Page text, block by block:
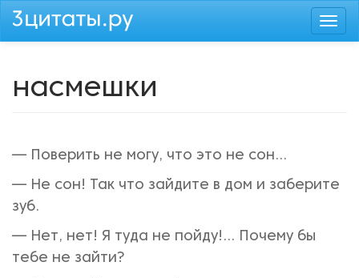
Перейти
насмешки
— Поверить не могу, что это не сон...
— Не сон! Так что зайдите в дом и заберите
зуб.
— Нет, нет! Я туда не пойду!... Почему бы
тебе не зайти?